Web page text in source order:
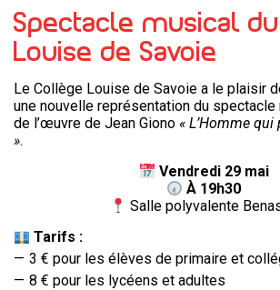
Spectacle musical
Louise de Savoie
Le Collège Louise de Savoie a le plaisir
une nouvelle représentation du
de l’œuvre de Jean Giono « L’Homme
».
Vendredi 29 mai
À 19h30
Salle polyvalente
Tarifs :
3 € pour les élèves de primaire et
8 € pour les lycéens et adultes